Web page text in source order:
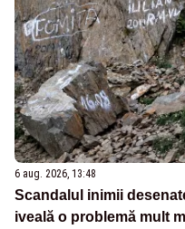
6 aug. 2026, 13:48
Scandalul inimii
iveală o problemă mult